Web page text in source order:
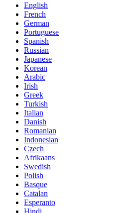
English
French
German
Portuguese
Spanish
Russian
Japanese
Korean
Arabic
Irish
Greek
Turkish
Italian
Danish
Romanian
Indonesian
Czech
Afrikaans
Swedish
Polish
Basque
Catalan
Esperanto
Hindi